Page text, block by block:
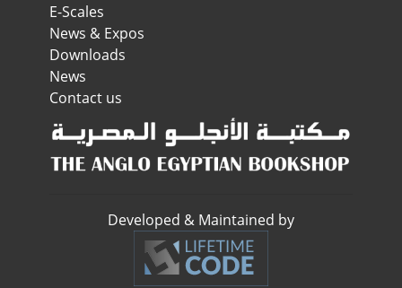
E-Scales
News & Expos
Downloads
News
Contact us
Developed & Maintained by